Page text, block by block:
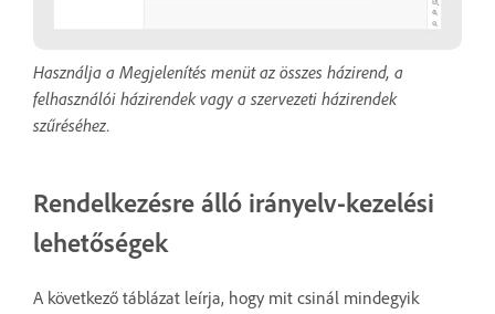
Használja a Megjelenítés menüt az összes házirend, a
felhasználói házirendek vagy a szervezeti házirendek
szűréséhez.
Rendelkezésre álló irányelv-kezelési
lehetőségek
A következő táblázat leírja, hogy mit csinál mindegyik